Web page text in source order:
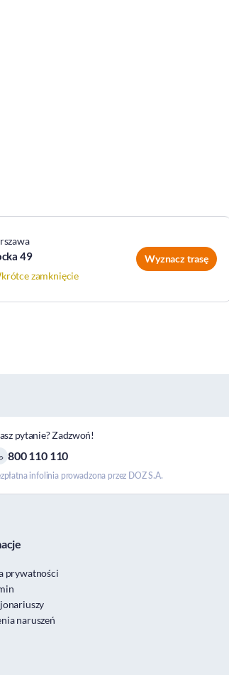
49
zamknięcie
Wyznacz trasę
pytanie? Zadzwoń!
800 110 110
infolinia prowadzona przez DOZ S.A.
prywatności
naruszeń